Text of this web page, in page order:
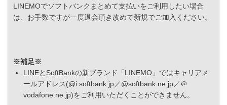
LINEMOでソフトバンクまとめて支払いをご利用したい場合
は、お手数ですが一度退会頂き改めて新規でご加入ください。
※補足※
LINEとSoftBankの新ブランド「LINEMO」ではキャリアメ
ールアドレス(@i.softbank.jp／@softbank.ne.jp／＠
vodafone.ne.jp)をご利用いただくことができません。